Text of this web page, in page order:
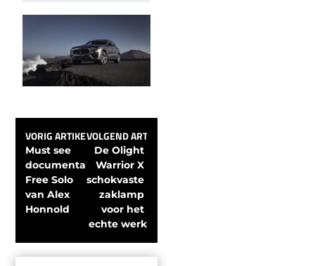
VORIG ARTIKEL
Must see
documentaire:
Free Solo
van Alex
Honnold
VOLGEND ARTIKEL
De Olight
Warrior X
schokvaste
zaklamp
voor het
echte werk